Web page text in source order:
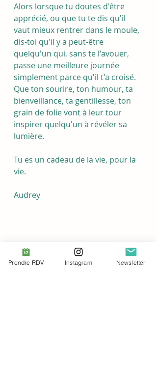
Alors lorsque tu doutes d'être
apprécié, ou que tu te dis qu'il
vaut mieux rentrer dans le moule,
dis-toi qu'il y a peut-être
quelqu'un qui, sans te l'avouer,
passe une meilleure journée
simplement parce qu'il t'a croisé.
Que ton sourire, ton humour, ta
bienveillance, ta gentillesse, ton
grain de folie vont à leur tour
inspirer quelqu'un à révéler sa
lumière.
Tu es un cadeau de la vie, pour la
vie.
Audrey
Prendre RDV Instagram Newsletter